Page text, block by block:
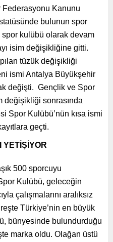
Federasyonu Kanunu
bulunun spor
kulübü olarak devam
isim değişikliğine gitti.
tüzük değişikliği
ismi Antalya Büyükşehir
değişti. Gençlik ve Spor
değişikliği sonrasında
Spor Kulübü’nün kısa ismi
geçti.
YETİŞİYOR
500 sporcuyu
Kulübü, geleceğin
çalışmalarını aralıksız
Türkiye’nin en büyük
bünyesinde bulundurduğu
marka oldu. Olağan üstü